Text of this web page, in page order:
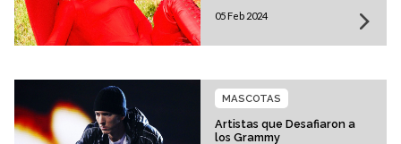
05 Feb 2024
Artistas que Desafiaron a
los Grammy
MASCOTAS